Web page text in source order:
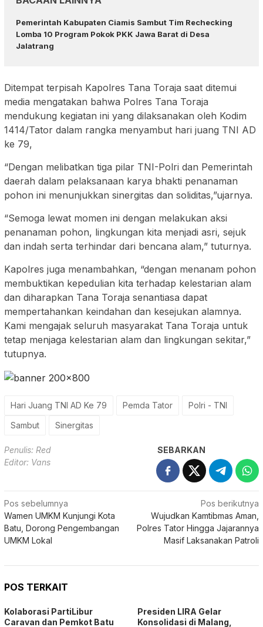
Pemerintah Kabupaten Ciamis Sambut Tim Rechecking
Lomba 10 Program Pokok PKK Jawa Barat di Desa
Jalatrang
Ditempat terpisah Kapolres Tana Toraja saat ditemui
media mengatakan bahwa Polres Tana Toraja
mendukung kegiatan ini yang dilaksanakan oleh Kodim
1414/Tator dalam rangka menyambut hari juang TNI AD
ke 79,
“Dengan melibatkan tiga pilar TNI-Polri dan Pemerintah
daerah dalam pelaksanaan karya bhakti penanaman
pohon ini menunjukkan sinergitas dan soliditas,”ujarnya.
“Semoga lewat momen ini dengan melakukan aksi
penanaman pohon, lingkungan kita menjadi asri, sejuk
dan indah serta terhindar dari bencana alam,” tuturnya.
Kapolres juga menambahkan, “dengan menanam pohon
membuktikan kepedulian kita terhadap kelestarian alam
dan diharapkan Tana Toraja senantiasa dapat
mempertahankan keindahan dan kesejukan alamnya.
Kami mengajak seluruh masyarakat Tana Toraja untuk
tetap menjaga kelestarian alam dan lingkungan sekitar,”
tutupnya.
Hari Juang TNI AD Ke 79 Pemda Tator
Polri - TNI
Sambut
Sinergitas
Penulis: Red
Editor: Vans
SEBARKAN
Navigasi
pos
Pos sebelumnya
Wamen UMKM Kunjungi Kota
Batu, Dorong Pengembangan
UMKM Lokal
Pos berikutnya
Wujudkan Kamtibmas Aman,
Polres Tator Hingga Jajarannya
Masif Laksanakan Patroli
POS TERKAIT
Kolaborasi PartiLibur
Caravan dan Pemkot Batu
Presiden LIRA Gelar
Konsolidasi di Malang,